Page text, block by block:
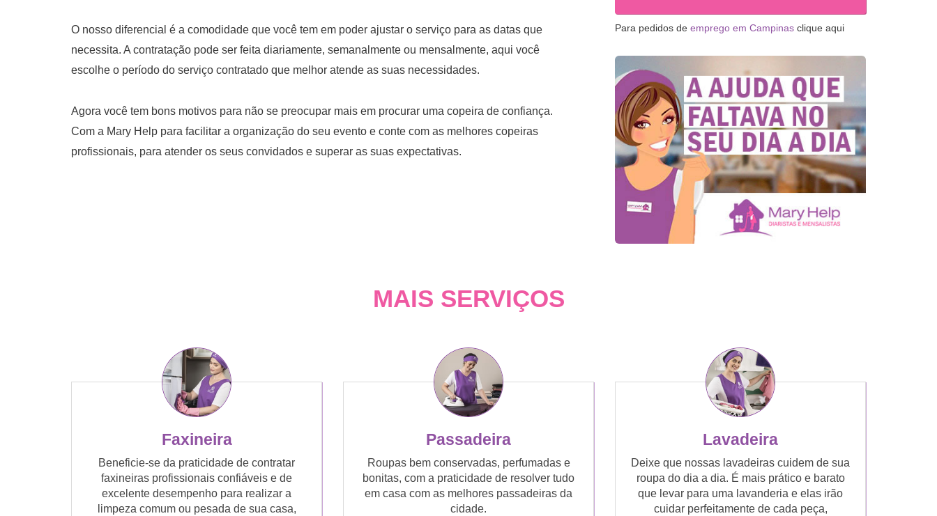
O nosso diferencial é a comodidade que você tem em poder ajustar o serviço para as datas que
necessita. A contratação pode ser feita diariamente, semanalmente ou mensalmente, aqui você
escolhe o período do serviço contratado que melhor atende as suas necessidades.
Agora você tem bons motivos para não se preocupar mais em procurar uma copeira de confiança.
Com a Mary Help para facilitar a organização do seu evento e conte com as melhores copeiras
profissionais, para atender os seus convidados e superar as suas expectativas.
Para pedidos de emprego em Campinas clique aqui
MAIS SERVIÇOS
Faxineira
Beneficie-se da praticidade de contratar
faxineiras profissionais confiáveis e de
excelente desempenho para realizar a
limpeza comum ou pesada de sua casa,
Passadeira
Roupas bem conservadas, perfumadas e
bonitas, com a praticidade de resolver tudo
em casa com as melhores passadeiras da
cidade.
Lavadeira
Deixe que nossas lavadeiras cuidem de sua
roupa do dia a dia. É mais prático e barato
que levar para uma lavanderia e elas irão
cuidar perfeitamente de cada peça,